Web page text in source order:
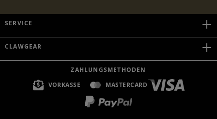
SERVICE
CLAWGEAR
ZAHLUNGSMETHODEN
VORKASSE
MASTERCARD